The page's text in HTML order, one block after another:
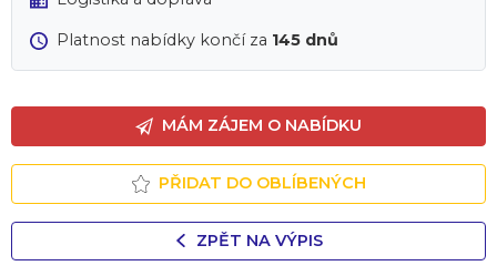
Platnost nabídky končí za 145 dnů
MÁM ZÁJEM O NABÍDKU
PŘIDAT DO OBLÍBENÝCH
ZPĚT NA VÝPIS